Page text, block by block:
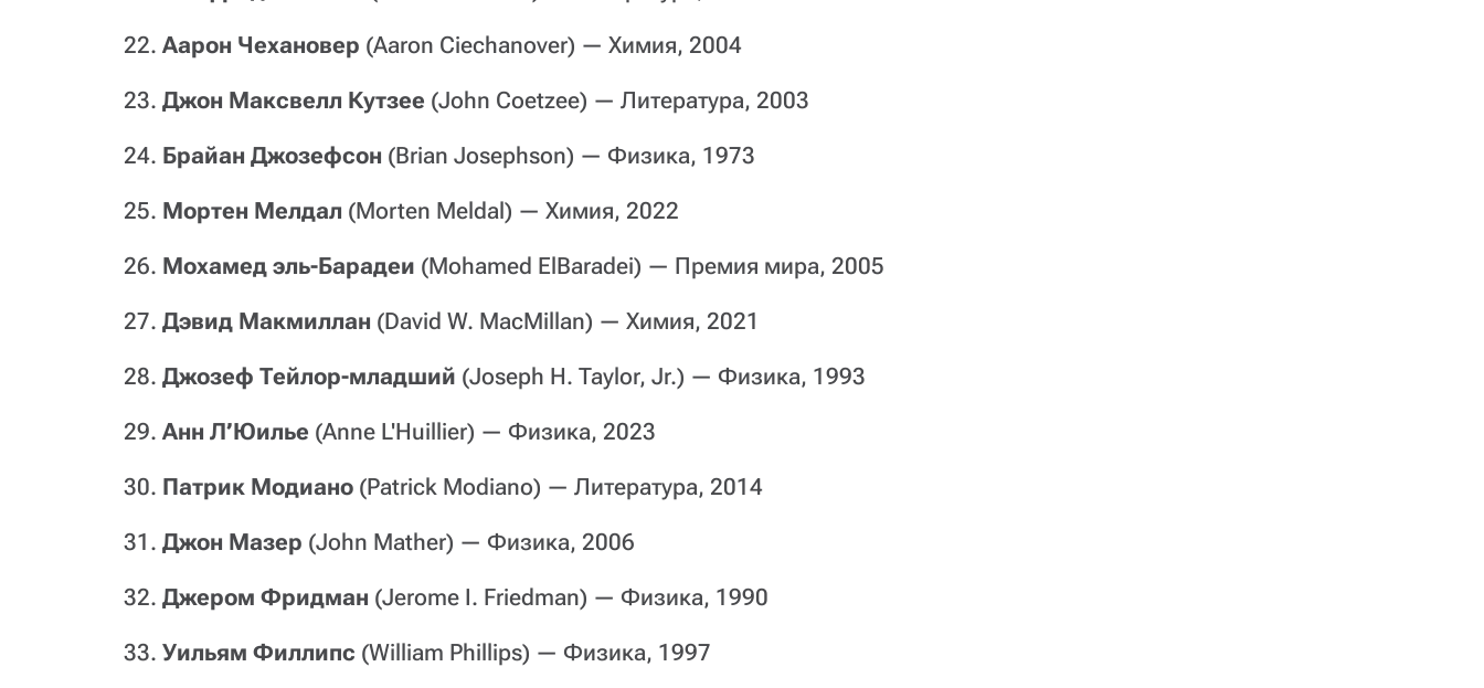
22. Аарон Чехановер (Aaron Ciechanover) — Химия, 2004
23. Джон Максвелл Кутзее (John Coetzee) — Литература, 2003
24. Брайан Джозефсон (Brian Josephson) — Физика, 1973
25. Мортен Мелдал (Morten Meldal) — Химия, 2022
26. Мохамед эль-Барадеи (Mohamed ElBaradei) — Премия мира, 2005
27. Дэвид Макмиллан (David W. MacMillan) — Химия, 2021
28. Джозеф Тейлор-младший (Joseph H. Taylor, Jr.) — Физика, 1993
29. Анн Л’Юилье (Anne L'Huillier) — Физика, 2023
30. Патрик Модиано (Patrick Modiano) — Литература, 2014
31. Джон Мазер (John Mather) — Физика, 2006
32. Джером Фридман (Jerome I. Friedman) — Физика, 1990
33. Уильям Филлипс (William Phillips) — Физика, 1997